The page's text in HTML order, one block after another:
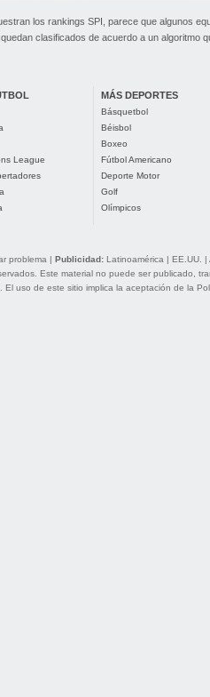
los rankings SPI, parece que algunos
clasificados de acuerdo a un algoritmo
League
MÁS DEPORTES
Básquetbol
Béisbol
Boxeo
Fútbol Americano
Deporte Motor
Golf
Olímpicos
problema | Publicidad: Latinoamérica | EE.UU. |
Este material no puede ser publicado,
. El uso de este sitio implica la aceptación de la